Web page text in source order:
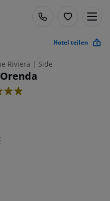
Hotel teilen
Riviera | Side